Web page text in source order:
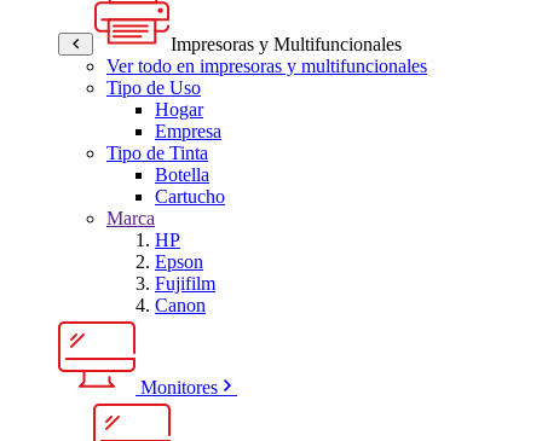
Impresoras y Multifuncionales
Ver todo en impresoras y multifuncionales
Tipo de Uso
Hogar
Empresa
Tipo de Tinta
Botella
Cartucho
Marca
HP
Epson
Fujifilm
Canon
Monitores